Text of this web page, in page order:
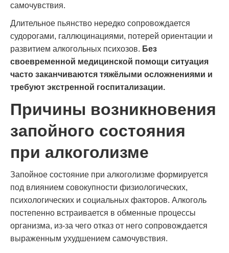
самочувствия.
Длительное пьянство нередко сопровождается
судорогами, галлюцинациями, потерей ориентации и
развитием алкогольных психозов. Без
своевременной медицинской помощи ситуация
часто заканчиваются тяжёлыми осложнениями и
требуют экстренной госпитализации.
Причины возникновения
запойного состояния
при алкоголизме
Запойное состояние при алкоголизме формируется
под влиянием совокупности физиологических,
психологических и социальных факторов. Алкоголь
постепенно встраивается в обменные процессы
организма, из-за чего отказ от него сопровождается
выраженным ухудшением самочувствия.